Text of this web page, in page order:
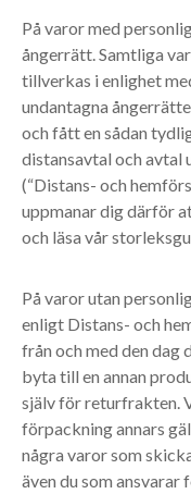
På varor med
ångerrätt. Samtliga
tillverkas i enlighet
undantagna
och fått en sådan
distansavtal och
(“Distans- och
uppmanar dig därför
och läsa vår
På varor utan
enligt Distans- och
från och med den dag
byta till en annan
själv för returfrakten.
förpackning annars
några varor som
även du som ansvarar